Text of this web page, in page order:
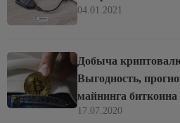
04.01.2021
Добыча
Выгодность,
майнинга биткоина
17.07.2020